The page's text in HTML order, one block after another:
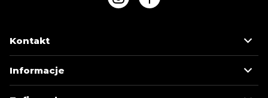
Kontakt
Informacje